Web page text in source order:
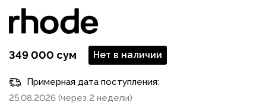
349 000 сум Нет в наличии
Примерная дата поступления:
25.08.2026 (через 2 недели)